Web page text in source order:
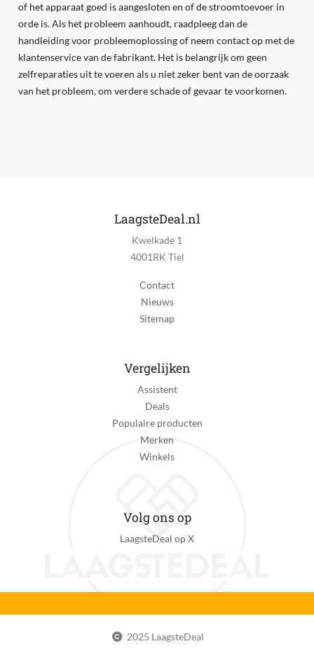
of het apparaat goed is aangesloten en of de stroomtoevoer in
orde is. Als het probleem aanhoudt, raadpleeg dan de
handleiding voor probleemoplossing of neem contact op met de
klantenservice van de fabrikant. Het is belangrijk om geen
zelfreparaties uit te voeren als u niet zeker bent van de oorzaak
van het probleem, om verdere schade of gevaar te voorkomen.
LaagsteDeal.nl
Kwelkade 1
4001RK Tiel
Contact
Nieuws
Sitemap
Vergelijken
Assistent
Deals
Populaire producten
Merken
Winkels
Volg ons op
LaagsteDeal op X
2025 LaagsteDeal